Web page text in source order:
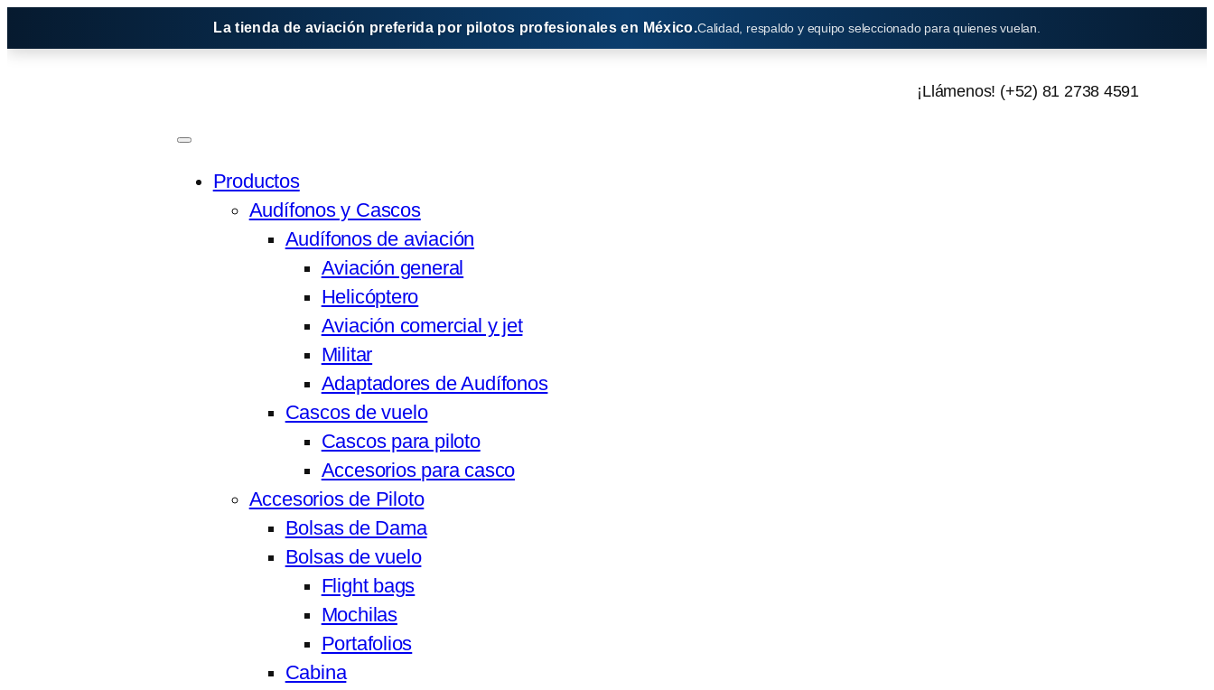
al
La tienda de aviación preferida por pilotos profesionales en México.Calidad, respaldo y equipo seleccionado para quienes vuelan.
¡Llámenos! (+52) 81 2738 4591
Productos
Audífonos y Cascos
Audífonos de aviación
Aviación general
Helicóptero
Aviación comercial y jet
Militar
Adaptadores de Audífonos
Cascos de vuelo
Cascos para piloto
Accesorios para casco
Accesorios de Piloto
Bolsas de Dama
Bolsas de vuelo
Flight bags
Mochilas
Portafolios
Cabina